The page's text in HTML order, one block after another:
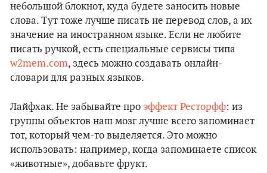
небольшой блокнот, куда будете заносить новые
слова. Тут тоже лучше писать не перевод слов, а их
значение на иностранном языке. Если не любите
писать ручкой, есть специальные сервисы типа
w2mem.com, здесь можно создавать онлайн-
словари для разных языков.
Лайфхак. Не забывайте про эффект Ресторфф: из
группы объектов наш мозг лучше всего запоминает
тот, который чем-то выделяется. Это можно
использовать: например, когда запоминаете список
«животные», добавьте фрукт.